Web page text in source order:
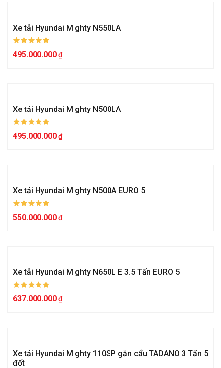
Xe tải Hyundai Mighty N550LA
495.000.000
Xe tải Hyundai Mighty N500LA
495.000.000
Xe tải Hyundai Mighty N500A EURO 5
550.000.000
Xe tải Hyundai Mighty N650L E 3.5 Tấn EURO 5
637.000.000
Xe tải Hyundai Mighty 110SP gắn cẩu TADANO 3 Tấn 5
đốt